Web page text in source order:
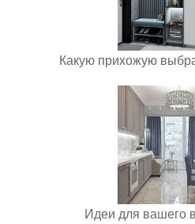
Какую прихожую
Идеи для вашего